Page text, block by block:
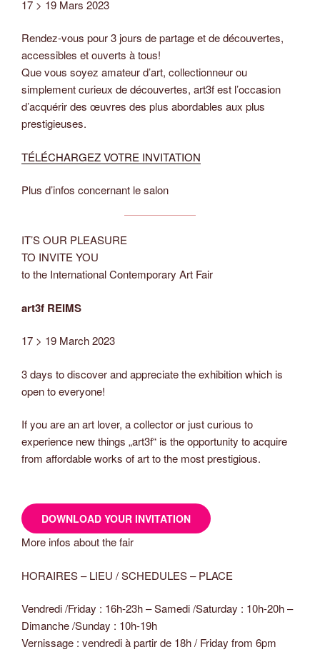
17 > 19 Mars 2023
Rendez-vous pour 3 jours de partage et de découvertes,
accessibles et ouverts à tous!
Que vous soyez amateur d’art, collectionneur ou
simplement curieux de découvertes, art3f est l’occasion
d’acquérir des œuvres des plus abordables aux plus
prestigieuses.
TÉLÉCHARGEZ VOTRE INVITATION
Plus d’infos concernant le salon
IT’S OUR PLEASURE
TO INVITE YOU
to the International Contemporary Art Fair
art3f REIMS
17 > 19 March 2023
3 days to discover and appreciate the exhibition which is
open to everyone!
If you are an art lover, a collector or just curious to
experience new things „art3f“ is the opportunity to acquire
from affordable works of art to the most prestigious.
DOWNLOAD YOUR INVITATION
More infos about the fair
HORAIRES – LIEU / SCHEDULES – PLACE
Vendredi /Friday : 16h-23h – Samedi /Saturday : 10h-20h –
Dimanche /Sunday : 10h-19h
Vernissage : vendredi à partir de 18h / Friday from 6pm